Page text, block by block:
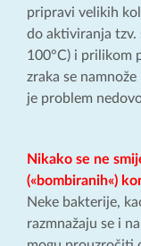
pripravi velikih
do aktiviranja tzv.
100°C) i prilikom
zraka se
je problem
Nikako se ne
(«bombiranih«)
Neke bakterije,
razmnažaju se i